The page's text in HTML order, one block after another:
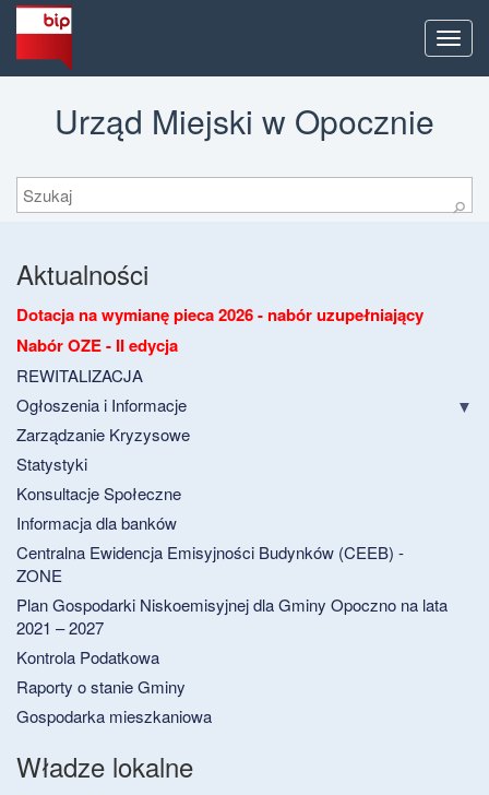
Menu
Urząd Miejski w Opocznie
Szukaj
⚲
Aktualności
Dotacja na wymianę pieca 2026 - nabór uzupełniający
Nabór OZE - II edycja
REWITALIZACJA
Ogłoszenia i Informacje
Zarządzanie Kryzysowe
Statystyki
Konsultacje Społeczne
Informacja dla banków
Centralna Ewidencja Emisyjności Budynków (CEEB) -
ZONE
Plan Gospodarki Niskoemisyjnej dla Gminy Opoczno na lata
2021 – 2027
Kontrola Podatkowa
Raporty o stanie Gminy
Gospodarka mieszkaniowa
Władze lokalne